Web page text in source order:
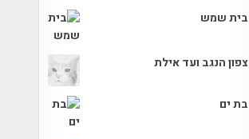
בית שמש
צפון הנגב ועד אילת
בת ים